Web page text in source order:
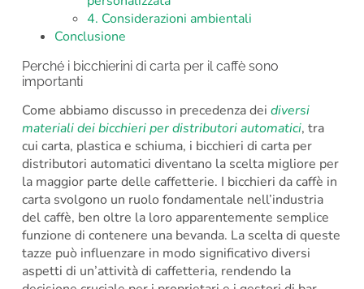
4. Considerazioni ambientali
Conclusione
Perché i bicchierini di carta per il caffè sono
importanti
Come abbiamo discusso in precedenza dei diversi
materiali dei bicchieri per distributori automatici, tra
cui carta, plastica e schiuma, i bicchieri di carta per
distributori automatici diventano la scelta migliore per
la maggior parte delle caffetterie. I bicchieri da caffè in
carta svolgono un ruolo fondamentale nell’industria
del caffè, ben oltre la loro apparentemente semplice
funzione di contenere una bevanda. La scelta di queste
tazze può influenzare in modo significativo diversi
aspetti di un’attività di caffetteria, rendendo la